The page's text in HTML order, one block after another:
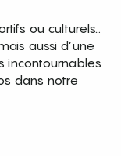
ou culturels…
aussi d’une
incontournables
dans notre